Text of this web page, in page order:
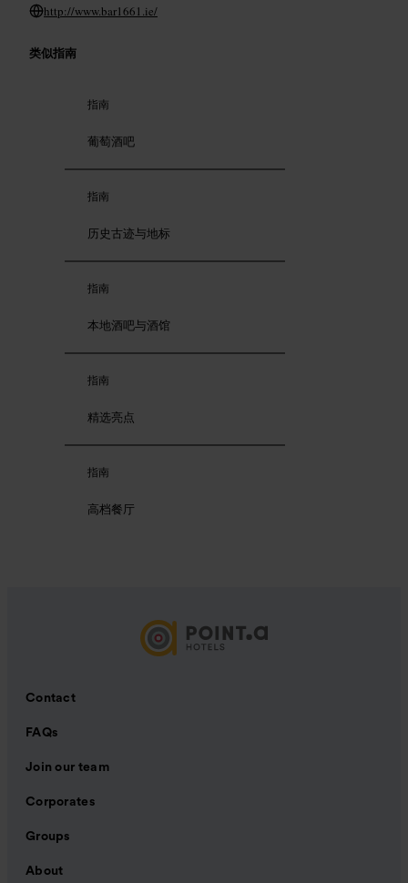
http://www.bar1661.ie/
类似指南
指南
葡萄酒吧
指南
历史古迹与地标
指南
本地酒吧与酒馆
指南
精选亮点
指南
高档餐厅
Contact
FAQs
Join our team
Corporates
Groups
About